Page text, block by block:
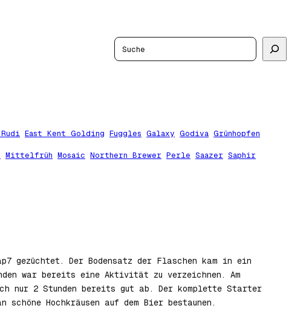
Suchen
East Kent Golding Fuggles Galaxy Godiva Grünhopfen
Mittelfrüh Mosaic Northern Brewer Perle Saazer Saphir
gezüchtet. Der Bodensatz der Flaschen kam in ein
war bereits eine Aktivität zu verzeichnen. Am
nur 2 Stunden bereits gut ab. Der komplette Starter
Hochkräusen auf dem Bier bestaunen.